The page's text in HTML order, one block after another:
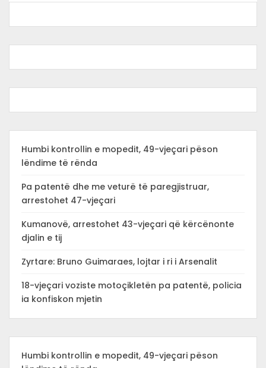
Humbi kontrollin e mopedit, 49-vjeçari pëson
lëndime të rënda
Pa patentë dhe me veturë të paregjistruar,
arrestohet 47-vjeçari
Kumanovë, arrestohet 43-vjeçari që kërcënonte
djalin e tij
Zyrtare: Bruno Guimaraes, lojtar i ri i Arsenalit
18-vjeçari voziste motoçikletën pa patentë, policia
ia konfiskon mjetin
Humbi kontrollin e mopedit, 49-vjeçari pëson